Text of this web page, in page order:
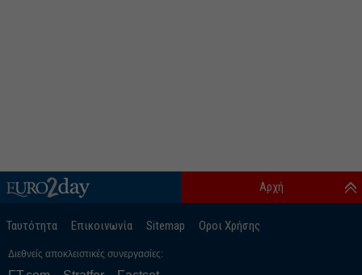
Ταυτότητα Επικοινωνία Sitemap Οροι Χρήσης
Αρχή
Διεθνείς αποκλειστικές συνεργασίες: